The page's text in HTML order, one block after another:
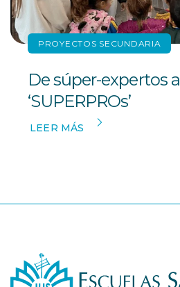
PROYECTOS SECUNDARIA
De súper-expertos a
‘SUPERPROs’
LEER MÁS